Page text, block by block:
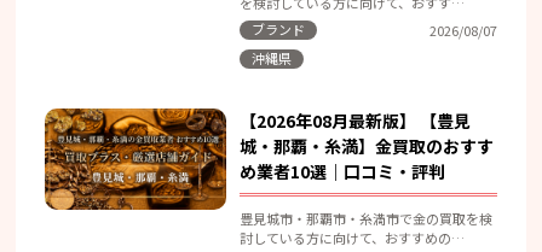
2026/08/07
ブランド
沖縄県
【2026年08月最新版】 【豊見
城・那覇・糸満】金買取のおすす
め業者10選｜口コミ・評判
豊見城市・那覇市・糸満市で金の買取を検
討している方に向けて、おすすめの…